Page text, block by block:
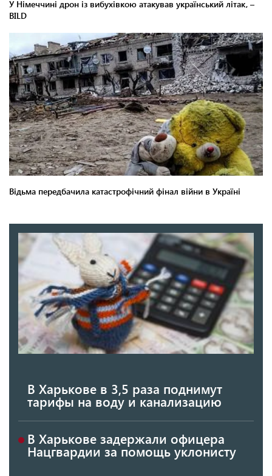
В Харькове в 3,5 раза поднимут
тарифы на воду и канализацию
В Харькове задержали офицера
Нацгвардии за помощь уклонисту